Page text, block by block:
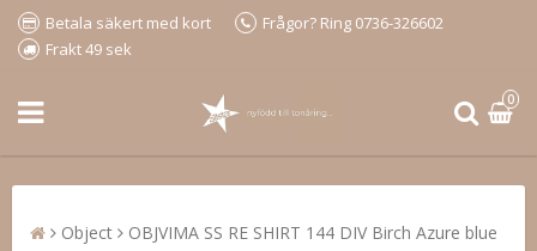
Betala säkert med kort
Frågor? Ring 0736-326602
Frakt 49 sek
0
Object OBJVIMA SS RE SHIRT 144 DIV Birch Azure blue